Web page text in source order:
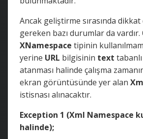
Ancak geliştirme sırasında
gereken bazı durumlar da
XNamespace tipinin
yerine URL bilgisinin text
atanması halinde çalışma
ekran görüntüsünde yer alan
istisnası alınacaktır.
Exception 1 (Xml Namespace
halinde);